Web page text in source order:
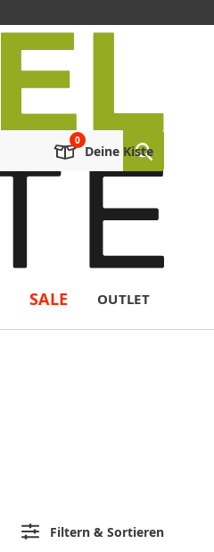
Deine Kiste
SALE OUTLET
Filtern & Sortieren